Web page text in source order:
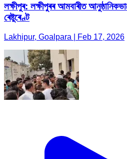
লক্ষীপুৰ: লক্ষীপুৰৰ আমবাৰীত
ৰেষ্টুৰেণ্ট
Lakhipur, Goalpara | Feb 17, 2026